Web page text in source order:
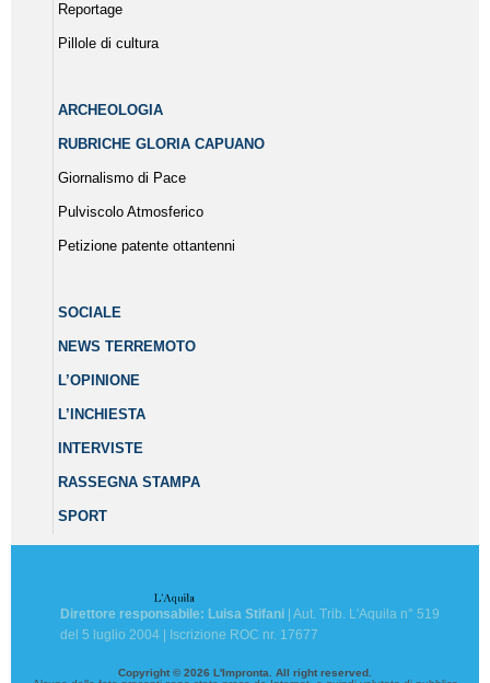
Reportage
Pillole di cultura
ARCHEOLOGIA
RUBRICHE GLORIA CAPUANO
Giornalismo di Pace
Pulviscolo Atmosferico
Petizione patente ottantenni
SOCIALE
NEWS TERREMOTO
L’OPINIONE
L’INCHIESTA
INTERVISTE
RASSEGNA STAMPA
SPORT
Direttore responsabile: Luisa Stifani | Aut. Trib. L'Aquila n° 519
del 5 luglio 2004 | Iscrizione ROC nr. 17677
Copyright © 2026 L'Impronta. All right reserved.